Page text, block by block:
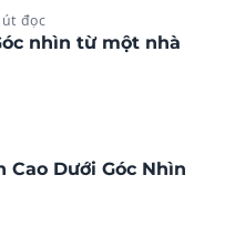
đọc
nhìn từ một nhà
Dưới Góc Nhìn